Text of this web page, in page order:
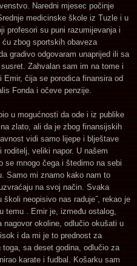
Naredni mjesec počinje
medicinske škole iz Tuzle i u
profesori su puni razumijevanja i
zbog sportskih obaveza
gradivo odgovaram unaprijed ili sa
Zahvalan sam im na tome i
Emir, čija se porodica finansira od
Fonda i očeve penzije.
u mogućnosti da ode i iz publike
zlato, ali da je zbog finansijskih
vidi samo lijepe i blještave
veliki napor. U našem
se mnogo čega i štedimo na sebi
Samo mi znamo kako nam to
na svoj način. Svaka
neopisivo nas raduje˝, rekao je
temu . Emir je, između ostalog,
okoline, odlučio okušati u
i da mi je to prednost za
sa deset godina, odlučio za
karate i fudbal. Košarku sam